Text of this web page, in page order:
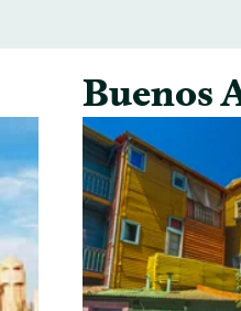
Buenos